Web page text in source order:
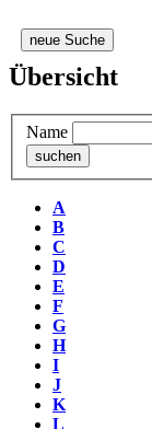
neue Suche
Übersicht
Name
A
B
C
D
E
F
G
H
I
J
K
L